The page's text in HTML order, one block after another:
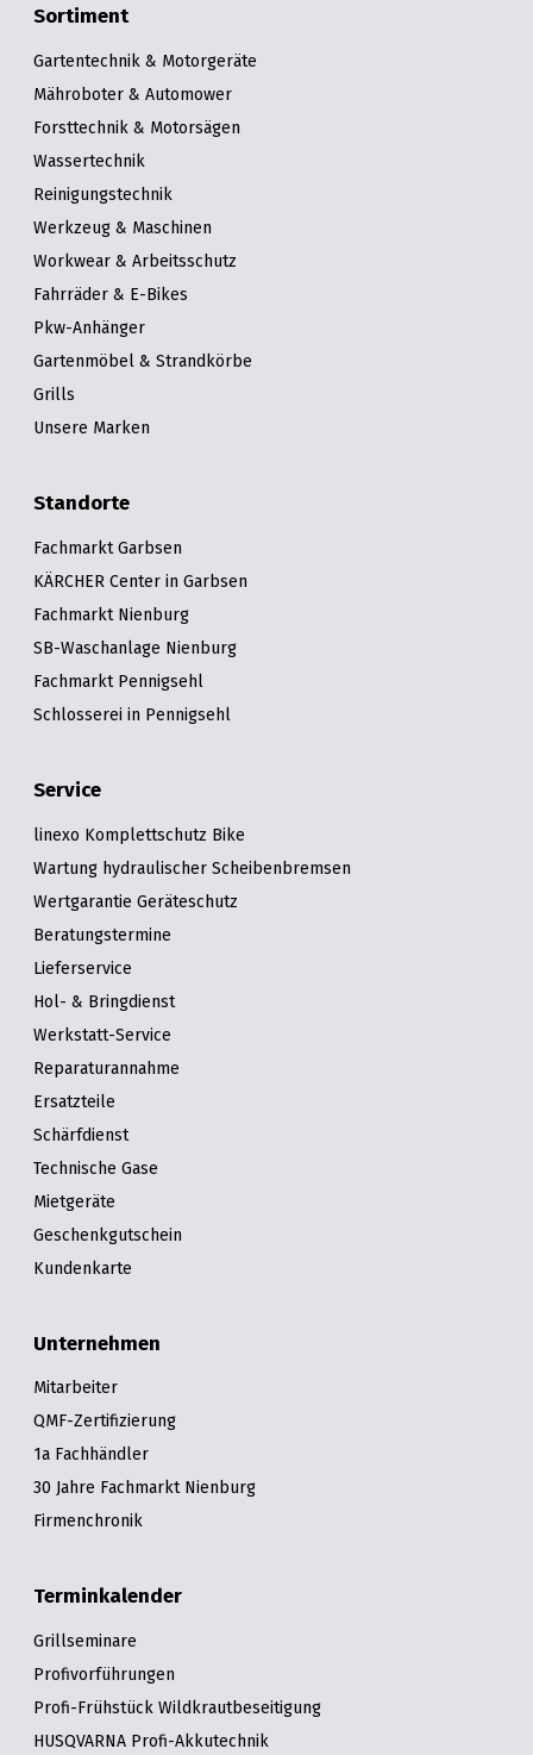
Sortiment
Gartentechnik & Motorgeräte
Mähroboter & Automower
Forsttechnik & Motorsägen
Wassertechnik
Reinigungstechnik
Werkzeug & Maschinen
Workwear & Arbeitsschutz
Fahrräder & E-Bikes
Pkw-Anhänger
Gartenmöbel & Strandkörbe
Grills
Unsere Marken
Standorte
Fachmarkt Garbsen
KÄRCHER Center in Garbsen
Fachmarkt Nienburg
SB-Waschanlage Nienburg
Fachmarkt Pennigsehl
Schlosserei in Pennigsehl
Service
linexo Komplettschutz Bike
Wartung hydraulischer Scheibenbremsen
Wertgarantie Geräteschutz
Beratungstermine
Lieferservice
Hol- & Bringdienst
Werkstatt-Service
Reparaturannahme
Ersatzteile
Schärfdienst
Technische Gase
Mietgeräte
Geschenkgutschein
Kundenkarte
Unternehmen
Mitarbeiter
QMF-Zertifizierung
1a Fachhändler
30 Jahre Fachmarkt Nienburg
Firmenchronik
Terminkalender
Grillseminare
Profivorführungen
Profi-Frühstück Wildkrautbeseitigung
HUSQVARNA Profi-Akkutechnik